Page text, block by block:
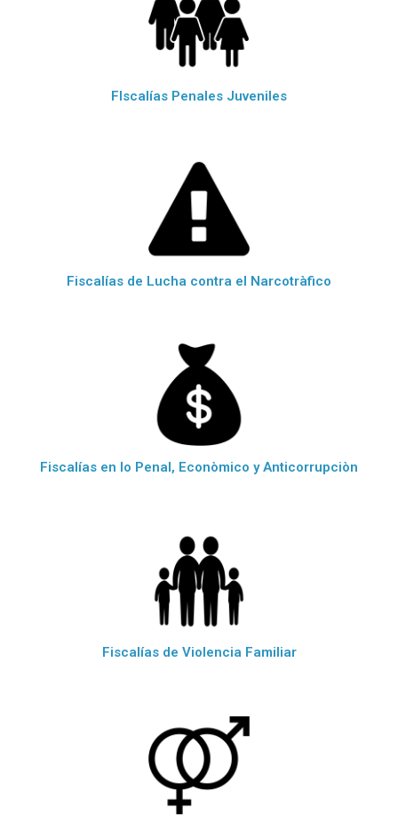
FIscalías Penales Juveniles
Fiscalías de Lucha contra el Narcotràfico
Fiscalías en lo Penal, Econòmico y Anticorrupciòn
Fiscalías de Violencia Familiar